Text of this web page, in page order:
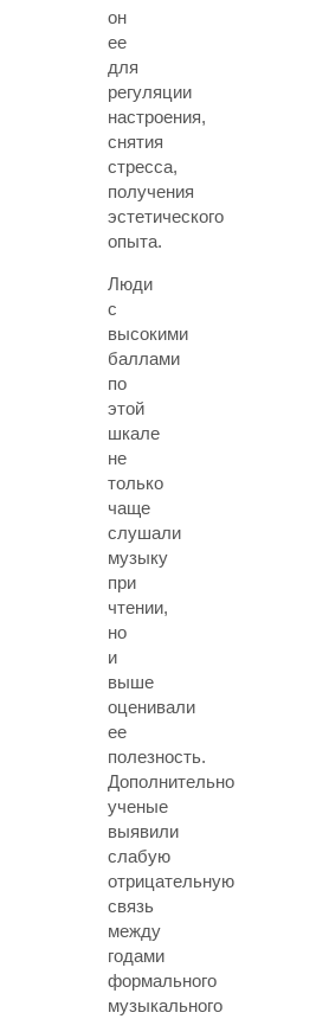
он
ее
для
регуляции
настроения,
снятия
стресса,
получения
эстетического
опыта.
Люди
с
высокими
баллами
по
этой
шкале
не
только
чаще
слушали
музыку
при
чтении,
но
и
выше
оценивали
ее
полезность.
Дополнительно
ученые
выявили
слабую
отрицательную
связь
между
годами
формального
музыкального